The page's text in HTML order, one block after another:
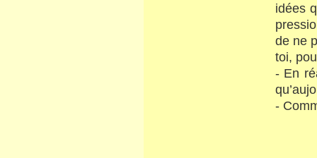
idées
de ne
toi,
- En
-